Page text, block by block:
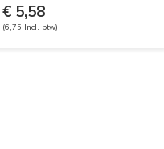
€ 5,58
(6,75 Incl. btw)